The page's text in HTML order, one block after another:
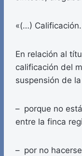
«(…) Calificación.
En relación al
calificación del
suspensión de
– porque no
entre la finca
– por no